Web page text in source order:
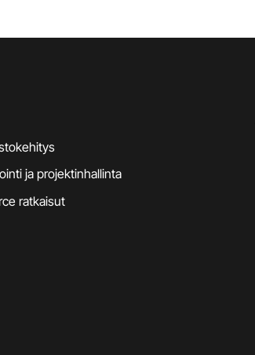
ja projektinhallinta
ratkaisut